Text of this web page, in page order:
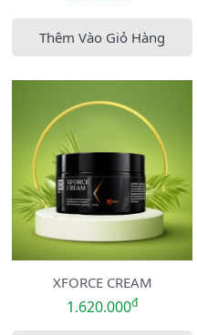
Thêm Vào Giỏ Hàng
XFORCE CREAM
1.620.000đ